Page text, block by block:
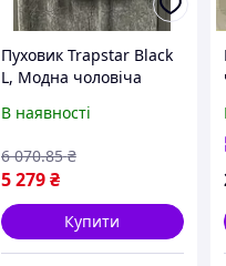
Пуховик Trapstar Black
L, Модна чоловіча
В наявності
5 279 ₴
6 070.85 ₴
Купити